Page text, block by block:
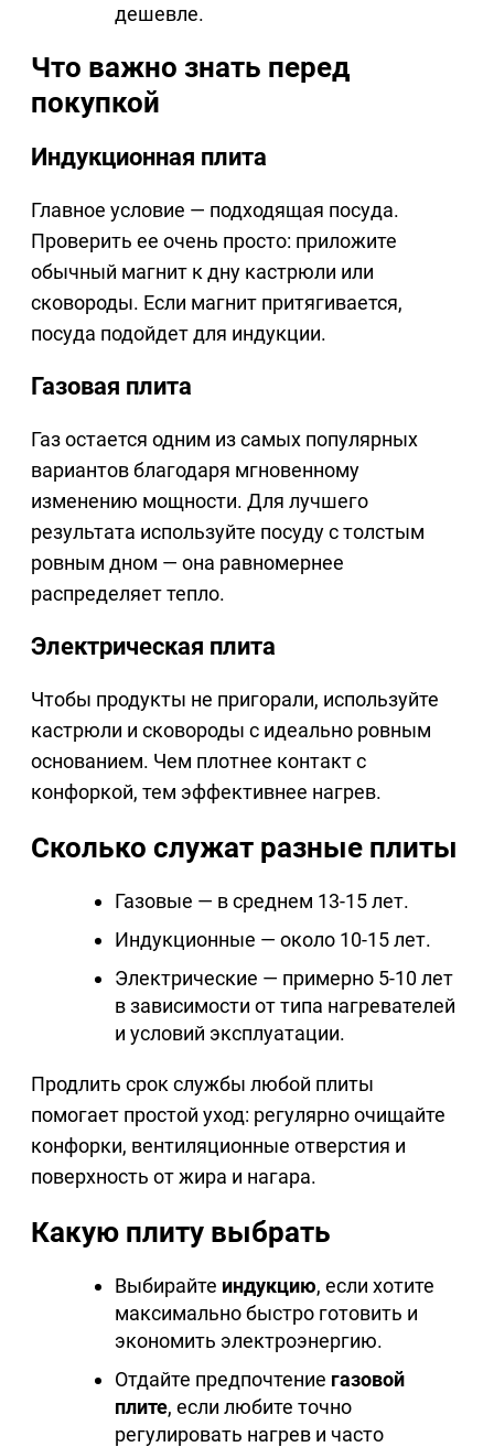
дешевле.
Что важно знать перед
покупкой
Индукционная плита
Главное условие — подходящая посуда.
Проверить ее очень просто: приложите
обычный магнит к дну кастрюли или
сковороды. Если магнит притягивается,
посуда подойдет для индукции.
Газовая плита
Газ остается одним из самых популярных
вариантов благодаря мгновенному
изменению мощности. Для лучшего
результата используйте посуду с толстым
ровным дном — она равномернее
распределяет тепло.
Электрическая плита
Чтобы продукты не пригорали, используйте
кастрюли и сковороды с идеально ровным
основанием. Чем плотнее контакт с
конфоркой, тем эффективнее нагрев.
Сколько служат разные плиты
Газовые — в среднем 13-15 лет.
Индукционные — около 10-15 лет.
Электрические — примерно 5-10 лет
в зависимости от типа нагревателей
и условий эксплуатации.
Продлить срок службы любой плиты
помогает простой уход: регулярно очищайте
конфорки, вентиляционные отверстия и
поверхность от жира и нагара.
Какую плиту выбрать
Выбирайте индукцию, если хотите
максимально быстро готовить и
экономить электроэнергию.
Отдайте предпочтение газовой
плите, если любите точно
регулировать нагрев и часто